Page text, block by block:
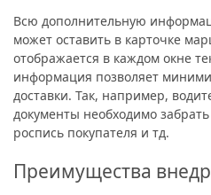
Всю дополнительную
может оставить в карточке
отображается в каждом окне
информация позволяет
доставки. Так, например,
документы необходимо
роспись покупателя и тд.
Преимущества